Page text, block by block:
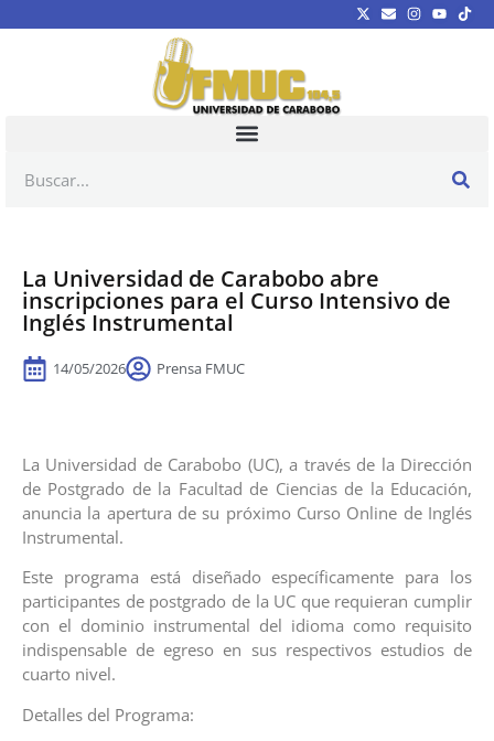
La Universidad de Carabobo abre
inscripciones para el Curso Intensivo de
Inglés Instrumental
14/05/2026 Prensa FMUC
La Universidad de Carabobo (UC), a través de la Dirección
de Postgrado de la Facultad de Ciencias de la Educación,
anuncia la apertura de su próximo Curso Online de Inglés
Instrumental.
Este programa está diseñado específicamente para los
participantes de postgrado de la UC que requieran cumplir
con el dominio instrumental del idioma como requisito
indispensable de egreso en sus respectivos estudios de
cuarto nivel.
Detalles del Programa: